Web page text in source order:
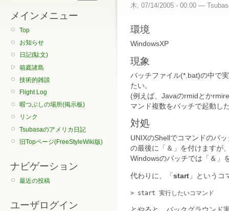
メインメニュー
Top
お知らせ
日記(駄文)
箱庭諸島
技術的雑談
Flight Log
暇つぶしの場所(掲示板)
リンク
Tsubasaのアメリカ日記
旧Topページ(FreeStyleWiki版)
ナビゲーション
最近の投稿
ユーザログイン
木, 07/14/2005 - 00:00 —
環境
WindowsXP
現象
バッチファイル(*.bat)の中で
たい。
(例えば、Javaのrmidとか
マンド複数をバッチで起動し
対処
UNIXのShellでコマンドのバ
の最後に「＆」を付けますが
Windowsのバッチでは「＆」
代わりに、「 start 」というコ